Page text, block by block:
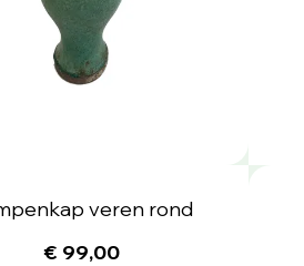
veren rond
€ 99,00